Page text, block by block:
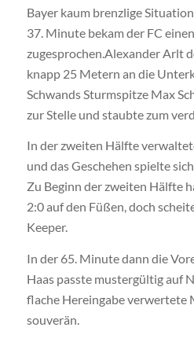
Bayer kaum brenzlige
37. Minute bekam der FC
zugesprochen.Alexander Arlt
knapp 25 Metern an die
Schwands Sturmspitze Max
zur Stelle und staubte zum
In der zweiten Hälfte
und das Geschehen spielte
Zu Beginn der zweiten Hälfte
2:0 auf den Füßen, doch
Keeper.
In der 65. Minute dann die
Haas passte mustergültig auf
flache Hereingabe verwertete
souverän.